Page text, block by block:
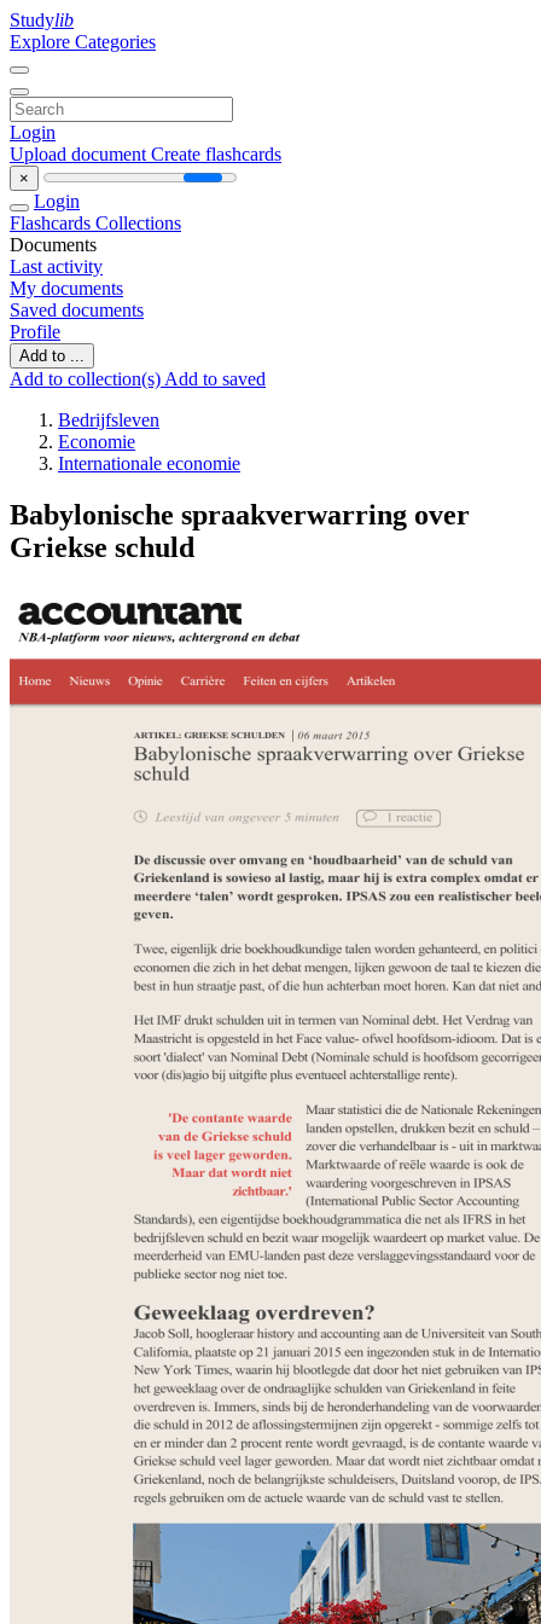
Studylib
Explore Categories
Login
Upload document Create flashcards
×
Login
Flashcards Collections
Documents
Last activity
My documents
Saved documents
Profile
Add to ...
Add to collection(s) Add to saved
Bedrijfsleven
Economie
Internationale economie
Babylonische spraakverwarring over
Griekse schuld